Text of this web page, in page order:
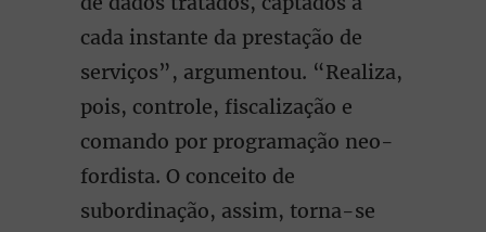
cada instante da prestação de
serviços”, argumentou. “Realiza,
pois, controle, fiscalização e
comando por programação neo-
fordista. O conceito de
subordinação, assim, torna-se